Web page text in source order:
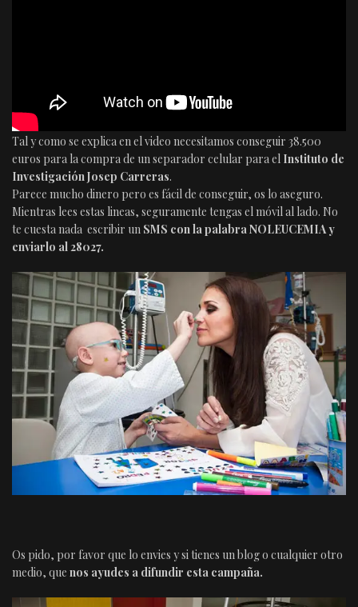
Tal y como se explica en el video necesitamos conseguir 38.500
euros para la compra de un separador celular para el Instituto de
Investigación Josep Carreras.
Parece mucho dinero pero es fácil de conseguir, os lo aseguro.
Mientras lees estas lineas, seguramente tengas el móvil al lado. No
te cuesta nada escribir un SMS con la palabra NOLEUCEMIA y
enviarlo al 28027.
Os pido, por favor que lo envies y si tienes un blog o cualquier otro
medio, que nos ayudes a difundir esta campaña.